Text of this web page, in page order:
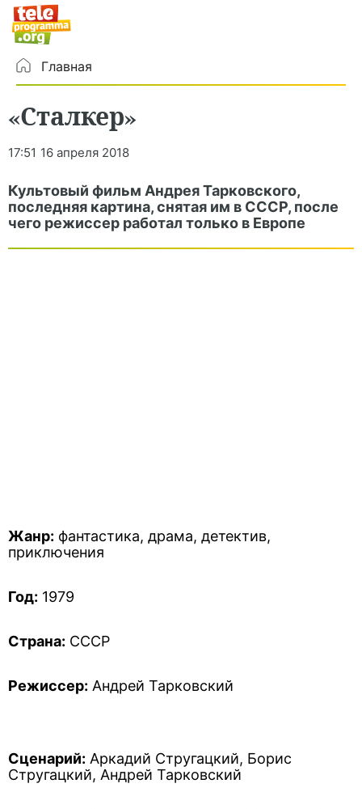
Главная
«Сталкер»
17:51 16 апреля 2018
Культовый фильм Андрея Тарковского,
последняя картина, снятая им в СССР, после
чего режиссер работал только в Европе
Жанр: фантастика, драма, детектив,
приключения
Год: 1979
Страна: СССР
Режиссер: Андрей Тарковский
Сценарий: Аркадий Стругацкий, Борис
Стругацкий, Андрей Тарковский